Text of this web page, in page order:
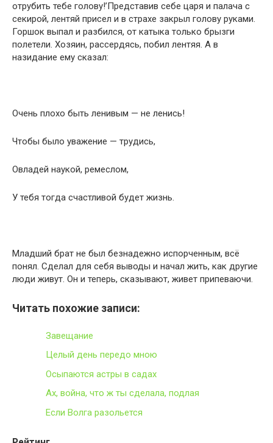
отрубить тебе голову!’Представив себе царя и палача с
секирой, лентяй присел и в страхе закрыл голову руками.
Горшок выпал и разбился, от катыка только брызги
полетели. Хозяин, рассердясь, побил лентяя. А в
назидание ему сказал:
Очень плохо быть ленивым — не ленись!
Чтобы было уважение — трудись,
Овладей наукой, ремеслом,
У тебя тогда счастливой будет жизнь.
Младший брат не был безнадежно испорченным, всё
понял. Сделал для себя выводы и начал жить, как другие
люди живут. Он и теперь, сказывают, живет припеваючи.
Читать похожие записи:
Завещание
Целый день передо мною
Осыпаются астры в садах
Ах, война, что ж ты сделала, подлая
Если Волга разольется